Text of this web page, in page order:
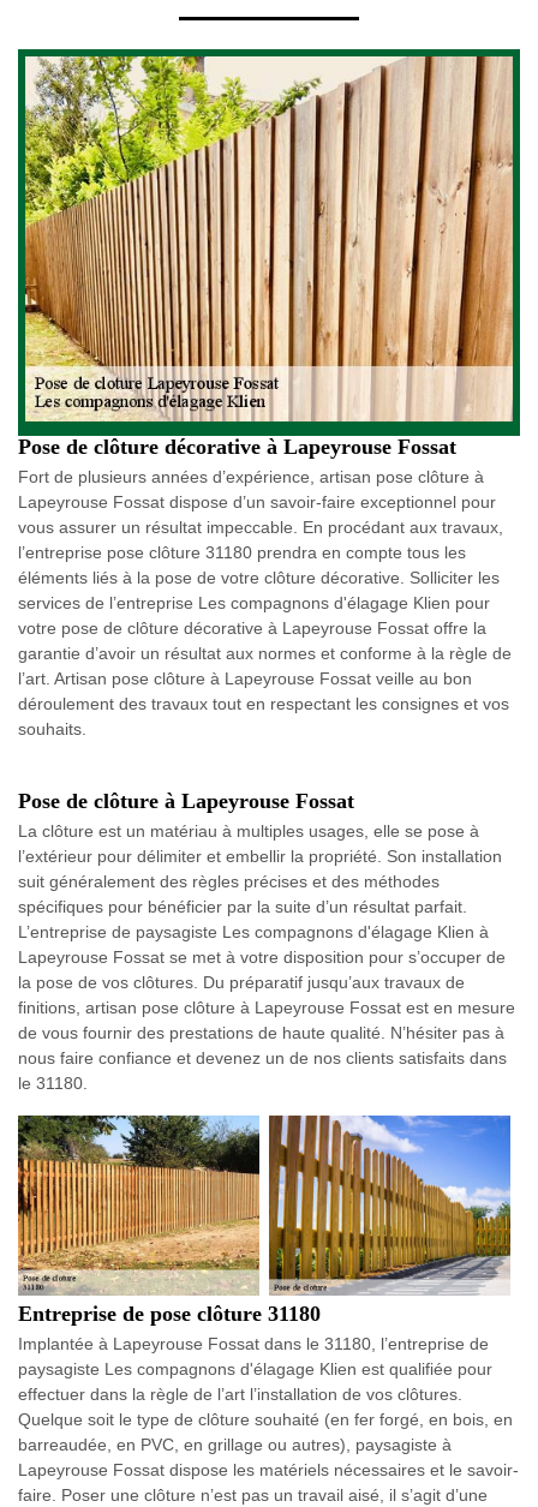
Pose de clôture décorative à Lapeyrouse Fossat
Fort de plusieurs années d’expérience, artisan pose clôture à
Lapeyrouse Fossat dispose d’un savoir-faire exceptionnel pour
vous assurer un résultat impeccable. En procédant aux travaux,
l’entreprise pose clôture 31180 prendra en compte tous les
éléments liés à la pose de votre clôture décorative. Solliciter les
services de l’entreprise Les compagnons d'élagage Klien pour
votre pose de clôture décorative à Lapeyrouse Fossat offre la
garantie d’avoir un résultat aux normes et conforme à la règle de
l’art. Artisan pose clôture à Lapeyrouse Fossat veille au bon
déroulement des travaux tout en respectant les consignes et vos
souhaits.
Pose de clôture à Lapeyrouse Fossat
La clôture est un matériau à multiples usages, elle se pose à
l’extérieur pour délimiter et embellir la propriété. Son installation
suit généralement des règles précises et des méthodes
spécifiques pour bénéficier par la suite d’un résultat parfait.
L’entreprise de paysagiste Les compagnons d'élagage Klien à
Lapeyrouse Fossat se met à votre disposition pour s’occuper de
la pose de vos clôtures. Du préparatif jusqu’aux travaux de
finitions, artisan pose clôture à Lapeyrouse Fossat est en mesure
de vous fournir des prestations de haute qualité. N’hésiter pas à
nous faire confiance et devenez un de nos clients satisfaits dans
le 31180.
Entreprise de pose clôture 31180
Implantée à Lapeyrouse Fossat dans le 31180, l’entreprise de
paysagiste Les compagnons d'élagage Klien est qualifiée pour
effectuer dans la règle de l’art l’installation de vos clôtures.
Quelque soit le type de clôture souhaité (en fer forgé, en bois, en
barreaudée, en PVC, en grillage ou autres), paysagiste à
Lapeyrouse Fossat dispose les matériels nécessaires et le savoir-
faire. Poser une clôture n’est pas un travail aisé, il s’agit d’une